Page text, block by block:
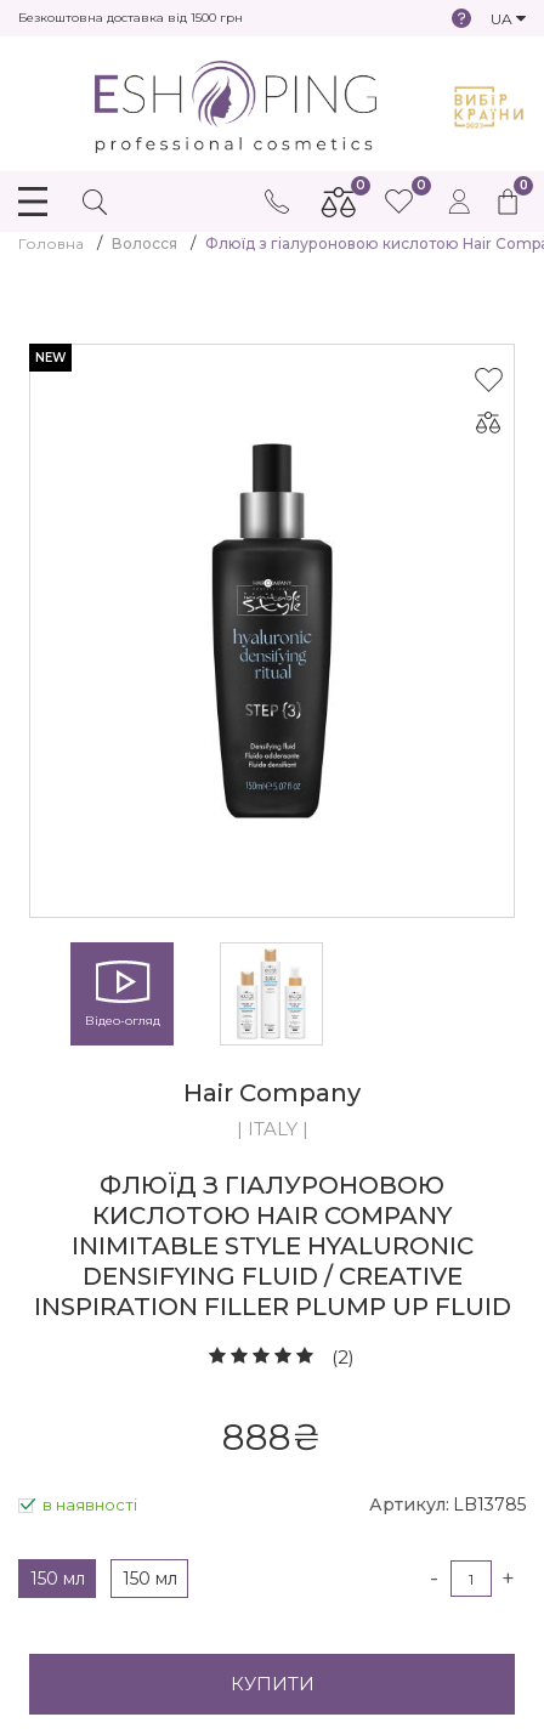
Безкоштовна доставка від 1500 грн UA
0
0 0
Головна Волосся Флюїд з гіалуроновою кислотою Hair
NEW
Відео-огляд
Hair Company
| ITALY |
ФЛЮЇД З ГІАЛУРОНОВОЮ
КИСЛОТОЮ HAIR COMPANY
INIMITABLE STYLE HYALURONIC
DENSIFYING FLUID / CREATIVE
INSPIRATION FILLER PLUMP UP FLUID
(2)
888₴
в наявності Артикул: LB13785
150 мл 150 мл - +
КУПИТИ